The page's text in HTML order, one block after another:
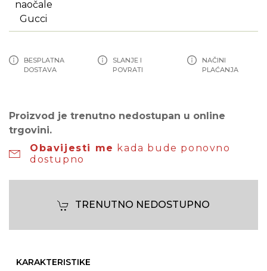
BESPLATNA
DOSTAVA
SLANJE I
POVRATI
NAČINI
PLAĆANJA
Proizvod je trenutno nedostupan u online
trgovini.
Obavijesti me kada bude ponovno
dostupno
TRENUTNO NEDOSTUPNO
KARAKTERISTIKE